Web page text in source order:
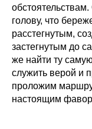
голову, что
расстегнутым,
застегнутым до
же найти ту
служить верой и
проложим
настоящим